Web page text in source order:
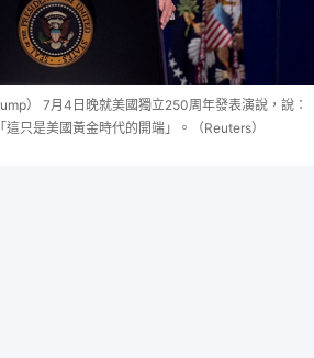
） 7月4日晚就美國獨立250周年發表演說，說：
這只是美國黃金時代的開端」。（Reuters）